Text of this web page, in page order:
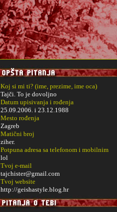
Koj si mi ti? (ime, prezime, ime oca)
Tajči. To je dovoljno
Datum upisivanja i rođenja
25.09.2006. i 23.12.1988
Mesto rođenja
Zagreb
Matični broj
ziher.
Potpuna adresa sa telefonom i mobilnim
lol
Tvoj e-mail
tajchister@gmail.com
Tvoj website
http://geishastyle.blog.hr